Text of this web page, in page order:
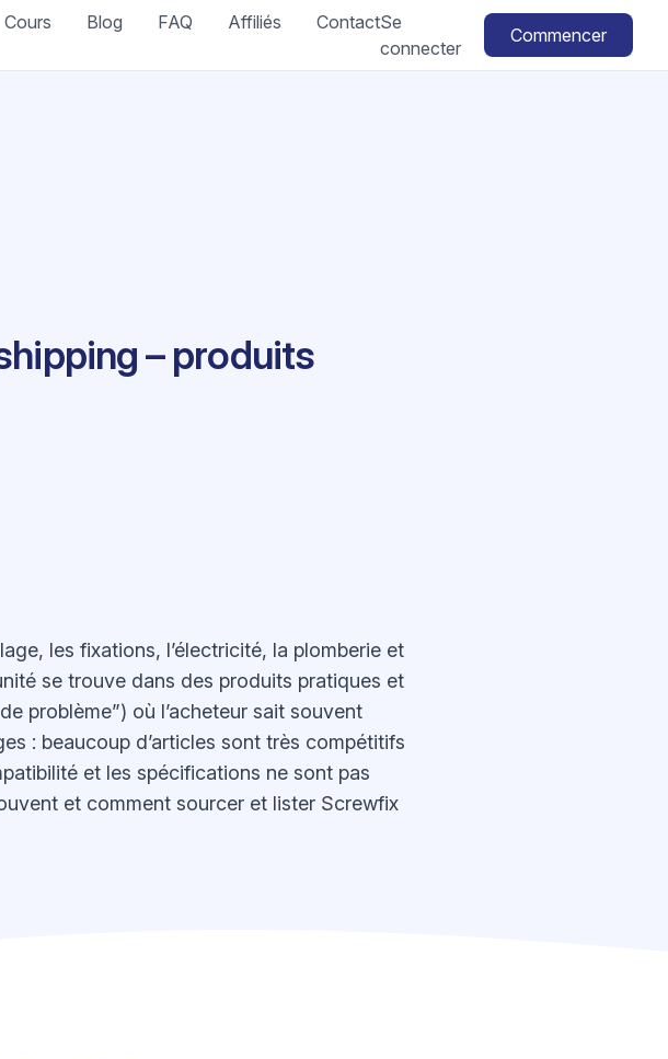
Cours Blog FAQ Affiliés ContactSe
connecter
Commencer
– produits
les fixations, l’électricité, la plomberie et
se trouve dans des produits pratiques et
problème”) où l’acheteur sait souvent
: beaucoup d’articles sont très compétitifs
et les spécifications ne sont pas
et comment sourcer et lister Screwfix